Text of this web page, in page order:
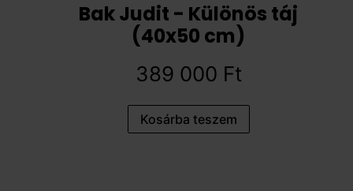
Bak Judit - Különös táj
(40x50 cm)
389 000 Ft
Kosárba teszem